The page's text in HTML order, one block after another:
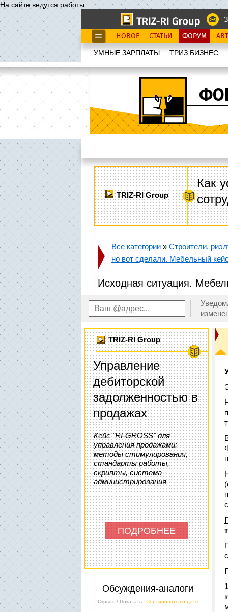
На сайте ведутся работы
НОВОЕ СТАТЬИ ФОРУМ
УМНЫЕ ЗАРПЛАТЫ ТРИЗ.БИЗНЕС
TRIZ-RI Group
Как
Все категории » Строители,
но вот сделали. Мебельный
Исходная ситуация.
TRIZ-RI Group
Управление
дебиторской
задолженностью в
продажах
Кейс "RI-GROSS" для
управления продажами:
методы стимулирования,
стандарты работы,
скрипты, система
администрирования
ПОДРОБНЕЕ
Обсуждения-аналоги
Скрыть / Показать Сортировать по дате